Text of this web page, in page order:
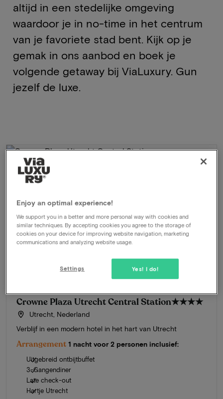
altijd in een stedelijke omgeving
waardoor je in no-time in het centrum
van je favoriete stad bent. Kijk op je
gemak in ons aanbod en boek je
volgende getaway bij ViaLuxury. Gun
jezelf de luxe.
Crowne Plaza Utrecht Central Station★★★★
Utrecht, Nederland
Verblijf in een modern hotel in het hart van Utrecht
Arrangement 1 nacht voor 2 personen inclusief:
Uitgebreid ontbijtbuffet
3-Gangendiner
Late check-out
Hartje Utrecht
Enjoy an optimal experience!
We support you in a better and more personal way with cookies and
similar techniques. By accepting cookies you agree to the storage of
cookies on your device for improving website navigation, marketing
communications and analyzing website usage.
Yes! I do!
Settings